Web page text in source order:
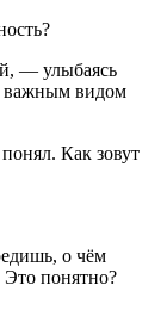
— улыбаясь
важным видом
Как зовут
о чём
Это понятно?